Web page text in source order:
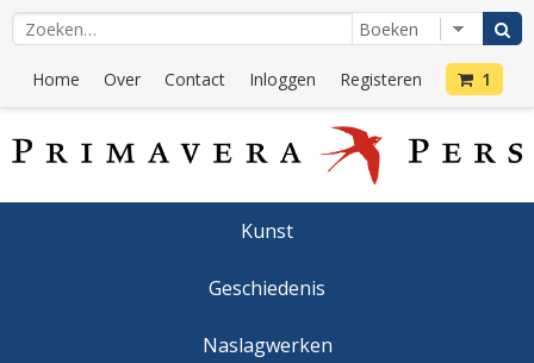
Home Over Contact Inloggen Registeren 1
Kunst
Geschiedenis
Naslagwerken